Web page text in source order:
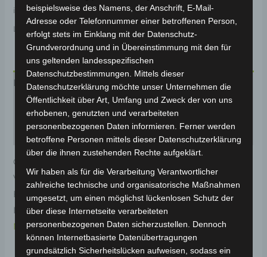
inkl. 19 % MwSt.Kostenloser Versand
Lieferzeit:
Beschreibung
Produktsicherheit
Rezensionen (0)
Original-Ersatzteil für den Elektro-Scooter VS2.
Vorderradkotflügel vorderes teil-weiss für optimale
Funktionalität und Haltbarkeit. Weitere
Informationen zum Fahrzeug findest du hier:
Motor Elektro-Scooter VS2
beispielsweise des Namens, der Anschrift, E-Mail-
Adresse oder Telefonnummer einer betroffenen Person,
erfolgt stets im Einklang mit der Datenschutz-
Grundverordnung und in Übereinstimmung mit den für
uns geltenden landesspezifischen
Datenschutzbestimmungen. Mittels dieser
Datenschutzerklärung möchte unser Unternehmen die
Öffentlichkeit über Art, Umfang und Zweck der von uns
erhobenen, genutzten und verarbeiteten
personenbezogenen Daten informieren. Ferner werden
betroffene Personen mittels dieser Datenschutzerklärung
über die ihnen zustehenden Rechte aufgeklärt.
Wir haben als für die Verarbeitung Verantwortlicher
zahlreiche technische und organisatorische Maßnahmen
umgesetzt, um einen möglichst lückenlosen Schutz der
über diese Internetseite verarbeiteten
personenbezogenen Daten sicherzustellen. Dennoch
können Internetbasierte Datenübertragungen
grundsätzlich Sicherheitslücken aufweisen, sodass ein